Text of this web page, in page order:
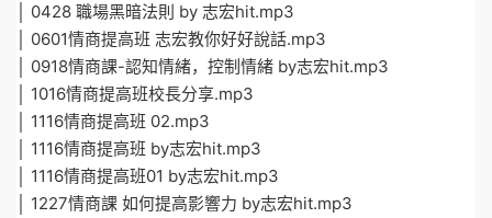
│ 0428 職場黑暗法則 by 志宏hit.mp3
│ 0601情商提高班 志宏教你好好說話.mp3
│ 0918情商課-認知情緒，控制情緒 by志宏hit.mp3
│ 1016情商提高班校長分享.mp3
│ 1116情商提高班 02.mp3
│ 1116情商提高班 by志宏hit.mp3
│ 1116情商提高班01 by志宏hit.mp3
│ 1227情商課 如何提高影響力 by志宏hit.mp3